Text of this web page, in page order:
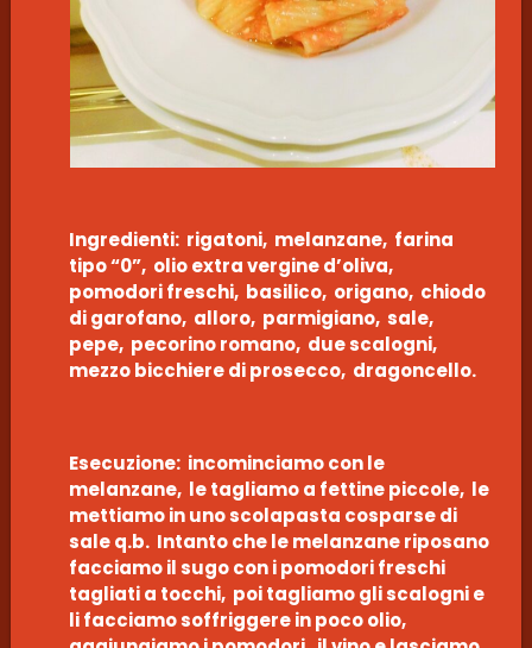
Ingredienti: rigatoni, melanzane, farina
tipo “0”, olio extra vergine d’oliva,
pomodori freschi, basilico, origano, chiodo
di garofano, alloro, parmigiano, sale,
pepe, pecorino romano, due scalogni,
mezzo bicchiere di prosecco, dragoncello.
Esecuzione: incominciamo con le
melanzane, le tagliamo a fettine piccole, le
mettiamo in uno scolapasta cosparse di
sale q.b. Intanto che le melanzane riposano
facciamo il sugo con i pomodori freschi
tagliati a tocchi, poi tagliamo gli scalogni e
li facciamo soffriggere in poco olio,